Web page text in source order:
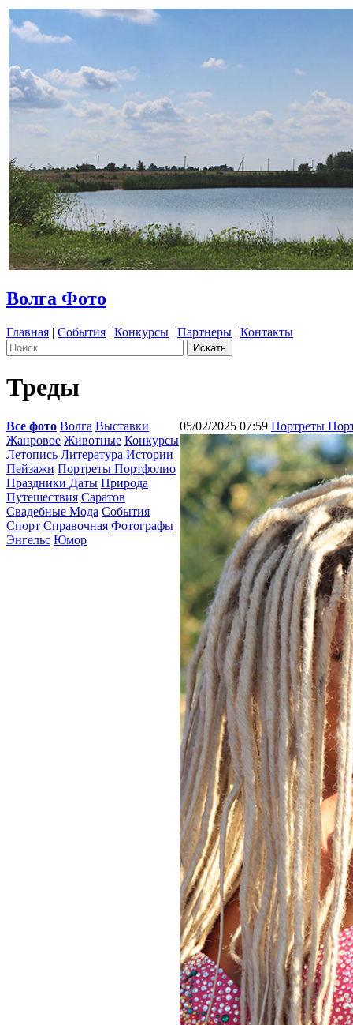
Волга Фото
Главная | События | Конкурсы | Партнеры | Контакты
Треды
Все фото Волга Выставки
Жанровое Животные Конкурсы
Летопись Литература Истории
Пейзажи Портреты Портфолио
Праздники Даты Природа
Путешествия Саратов
Свадебные Мода События
Спорт Справочная Фотографы
Энгельс Юмор
05/02/2025 07:59 Портреты